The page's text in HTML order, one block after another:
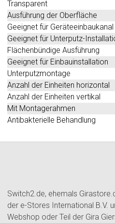
Transparent
Ausführung der Oberfläche
Geeignet für Geräteeinbaukanal
Geeignet für Unterputz-
Flächenbündige Ausführung
Geeignet für Einbauinstallation
Unterputzmontage
Anzahl der Einheiten horizontal
Anzahl der Einheiten vertikal
Mit Montagerahmen
Antibakterielle Behandlung
Switch2.de, ehemals
der e-Stores International B.V.
Webshop oder Teil der Gira